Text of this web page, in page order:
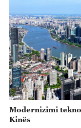
Modernizimi
Kinës